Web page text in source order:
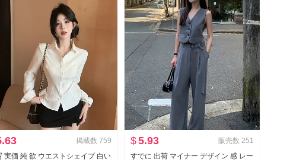
掲載数 759
実価 純 欲 ウエストシェイプ 白い
$5.93 販売数 251
すでに 出荷 マイナー デザイン 感 レー